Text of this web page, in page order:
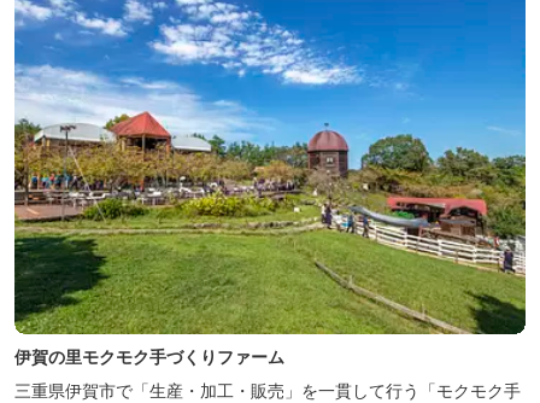
伊賀の里モクモク手づくりファーム
三重県伊賀市で「生産・加工・販売」を一貫して行う「モクモク手